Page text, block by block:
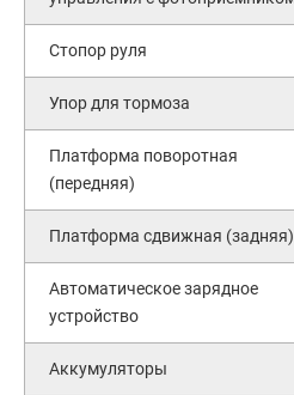
Стопор руля
Упор для тормоза
Платформа поворотная
(передняя)
Платформа сдвижная (задняя)
Автоматическое зарядное
устройство
Аккумуляторы